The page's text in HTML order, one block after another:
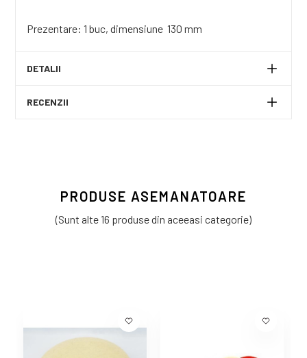
Prezentare: 1 buc, dimensiune 130 mm
DETALII
RECENZII
PRODUSE ASEMANATOARE
(Sunt alte 16 produse din aceeasi categorie)